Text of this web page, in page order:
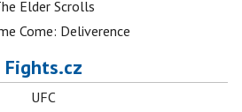
Elder Scrolls
Come: Deliverence
Fights.cz
UFC